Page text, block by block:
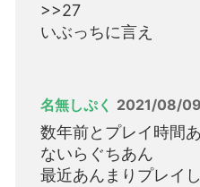
>>27
いぶっちに言え
名無しぷく 2021/08/
数年前とプレイ時間
ないらぐちあん
最近あんまりプレイ